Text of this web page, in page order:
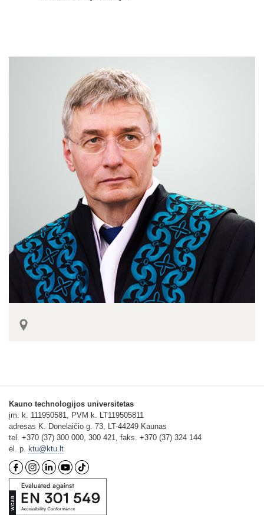
Kauno technologijos universitetas
įm. k. 111950581, PVM k. LT119505811
adresas K. Donelaičio g. 73, LT-44249 Kaunas
tel. +370 (37) 300 000, 300 421, faks. +370 (37) 324 144
el. p. ktu@ktu.lt